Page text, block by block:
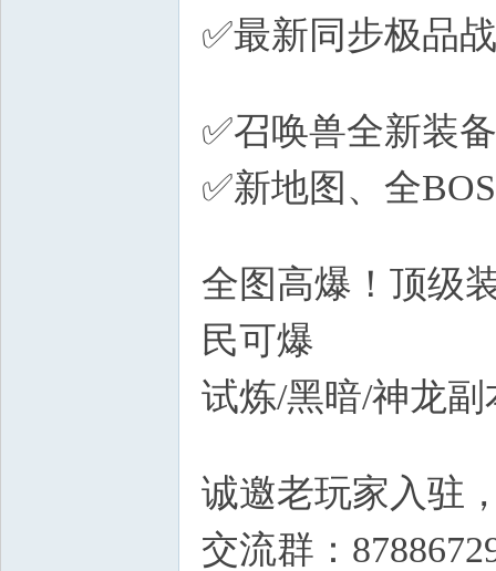
✅最新同步极品
✅召唤兽全新装
✅新地图、全
全图高爆！顶级
民可爆
试炼/黑暗/神龙
诚邀老玩家入驻
交流群：